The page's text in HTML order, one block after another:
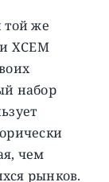
той же
XCEM
набор
чем
рынков.